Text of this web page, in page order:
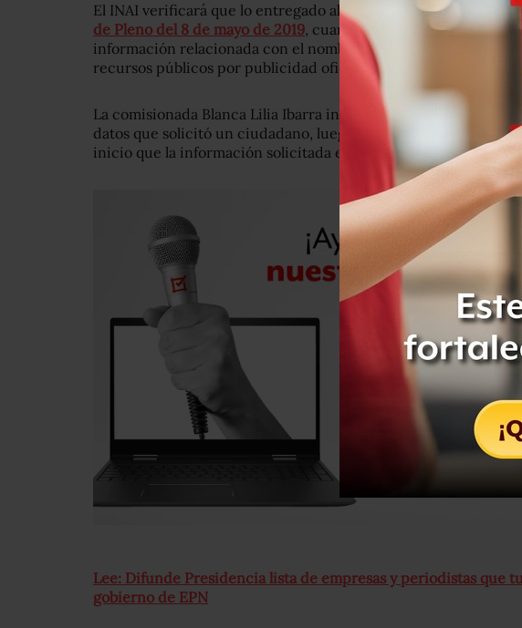
El INAI verificará que lo entregado al solicitante cumpla con lo
de Pleno del 8 de mayo de 2019, cuando se ordenó a la
información relacionada con el nombre de personas físicas y
recursos públicos por publicidad oficial”, desde 2012 hasta la
La comisionada Blanca Lilia Ibarra informó sobre la resolución,
datos que solicitó un ciudadano, luego de que la Presidencia
inicio que la información solicitada era inexistente.
Lee: Difunde Presidencia lista de empresas y periodistas que
gobierno de EPN